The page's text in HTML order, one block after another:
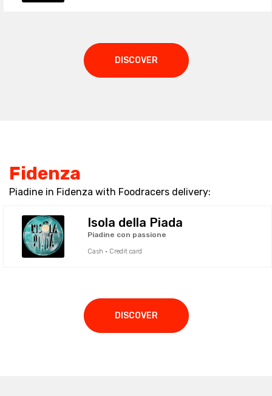
DISCOVER
Fidenza
Piadine in Fidenza with Foodracers delivery:
Isola della Piada
Piadine con passione
Cash · Credit card
DISCOVER